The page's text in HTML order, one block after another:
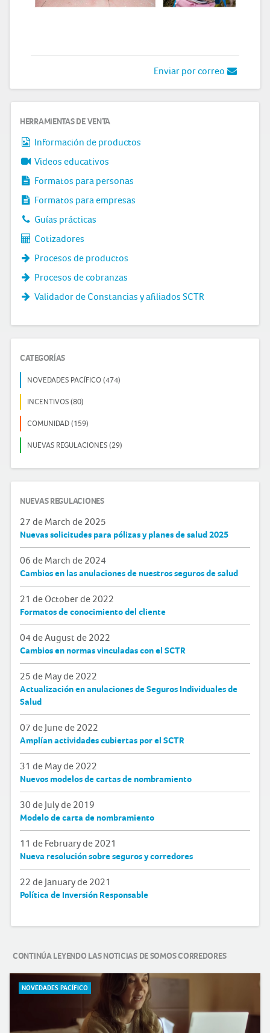
Enviar por correo
HERRAMIENTAS DE VENTA
Información de productos
Videos educativos
Formatos para personas
Formatos para empresas
Guías prácticas
Cotizadores
Procesos de productos
Procesos de cobranzas
Validador de Constancias y afiliados SCTR
CATEGORÍAS
NOVEDADES PACÍFICO (474)
INCENTIVOS (80)
COMUNIDAD (159)
NUEVAS REGULACIONES (29)
NUEVAS REGULACIONES
27 de March de 2025
Nuevas solicitudes para pólizas y planes de salud 2025
06 de March de 2024
Cambios en las anulaciones de nuestros seguros de salud
21 de October de 2022
Formatos de conocimiento del cliente
04 de August de 2022
Cambios en normas vinculadas con el SCTR
25 de May de 2022
Actualización en anulaciones de Seguros Individuales de
Salud
07 de June de 2022
Amplían actividades cubiertas por el SCTR
31 de May de 2022
Nuevos modelos de cartas de nombramiento
30 de July de 2019
Modelo de carta de nombramiento
11 de February de 2021
Nueva resolución sobre seguros y corredores
22 de January de 2021
Política de Inversión Responsable
CONTINÚA LEYENDO LAS NOTICIAS DE SOMOS CORREDORES
NOVEDADES PACÍFICO